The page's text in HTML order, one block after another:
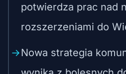
potwierdza prac nad
rozszerzeniami do
Nowa strategia